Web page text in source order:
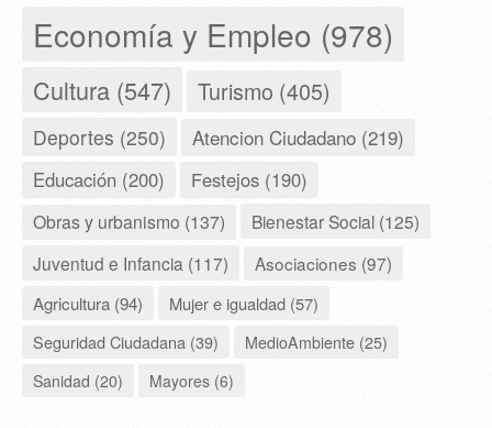
Economía y Empleo (978)
Cultura (547) Turismo (405)
Deportes (250) Atencion Ciudadano (219)
Educación (200) Festejos (190)
Obras y urbanismo (137)
Bienestar Social (125)
Juventud e Infancia (117)
Asociaciones (97)
Agricultura (94)
Mujer e igualdad (57)
Seguridad Ciudadana (39)
MedioAmbiente (25)
Sanidad (20)
Mayores (6)